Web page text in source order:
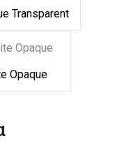
Transparent
Opaque